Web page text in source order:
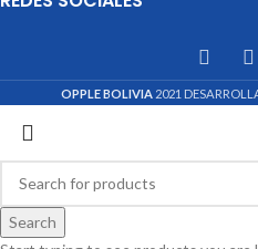
OPPLE BOLIVIA 2021
Search